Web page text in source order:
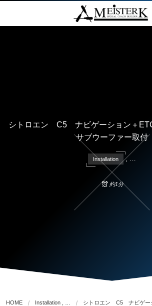
シトロエン C5 ナビゲーション＋
サブウーファー取付
Installation , …
約1分
HOME Installation , … シトロエン C5 ナビゲー